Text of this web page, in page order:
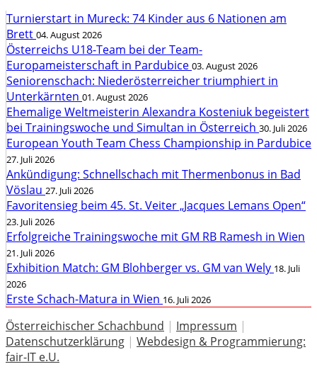
Turnierstart in Mureck: 74 Kinder aus 6 Nationen am
Brett 04. August 2026
Österreichs U18-Team bei der Team-
Europameisterschaft in Pardubice 03. August 2026
Seniorenschach: Niederösterreicher triumphiert in
Unterkärnten 01. August 2026
Ehemalige Weltmeisterin Alexandra Kosteniuk begeistert
bei Trainingswoche und Simultan in Österreich 30. Juli 2026
European Youth Team Chess Championship in Pardubice
27. Juli 2026
Ankündigung: Schnellschach mit Thermenbonus in Bad
Vöslau 27. Juli 2026
Favoritensieg beim 45. St. Veiter „Jacques Lemans Open“
23. Juli 2026
Erfolgreiche Trainingswoche mit GM RB Ramesh in Wien
21. Juli 2026
Exhibition Match: GM Blohberger vs. GM van Wely 18. Juli
2026
Erste Schach-Matura in Wien 16. Juli 2026
Österreichischer Schachbund | Impressum |
Datenschutzerklärung | Webdesign & Programmierung:
fair-IT e.U.